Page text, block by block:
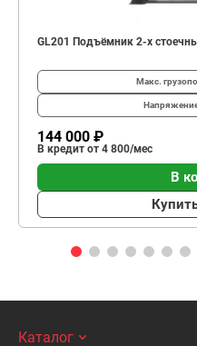
GL201 Подъёмник 2-х
Макс.
144 000 ₽
В кредит от 4 800/мес
В
Каталог